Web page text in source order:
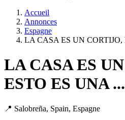
Accueil
Annonces
Espagne
LA CASA ES UN CORTIJO,
LA CASA ES
ESTO ES UNA ...
📍 Salobreña, Spain, Espagne